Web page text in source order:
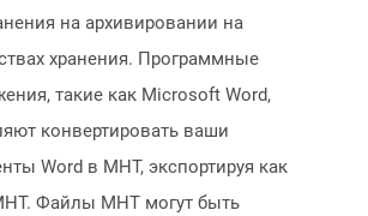
на архивировании на
хранения. Программные
такие как Microsoft Word,
конвертировать ваши
Word в MHT, экспортируя как
Файлы MHT могут быть